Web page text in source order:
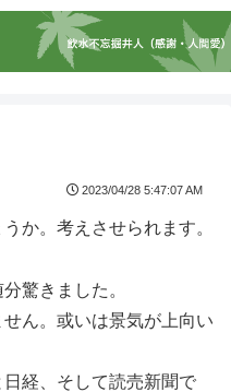
2023/04/28 5:47:07 AM
か。考えさせられます。
驚きました。
ん。或いは景気が上向い
経、そして読売新聞で